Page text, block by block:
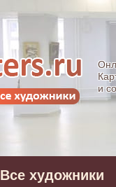
и
Все художники